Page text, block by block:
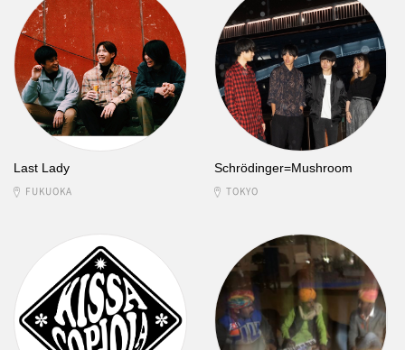
Last Lady
FUKUOKA
Schrödinger=Mushroom
TOKYO